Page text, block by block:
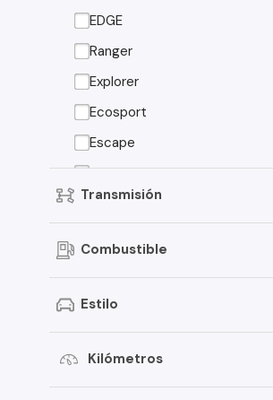
EDGE
Ranger
Explorer
Ecosport
Escape
Territory
Focus
Transit Van
Expedition
Maverick
Transmisión
Combustible
Estilo
Kilómetros